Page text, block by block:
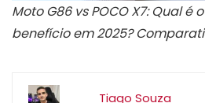
Moto G86 vs POCO X7: Qual é
benefício em 2025?
Tiago Souza